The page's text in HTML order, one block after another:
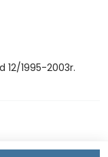
12/1995-2003r.